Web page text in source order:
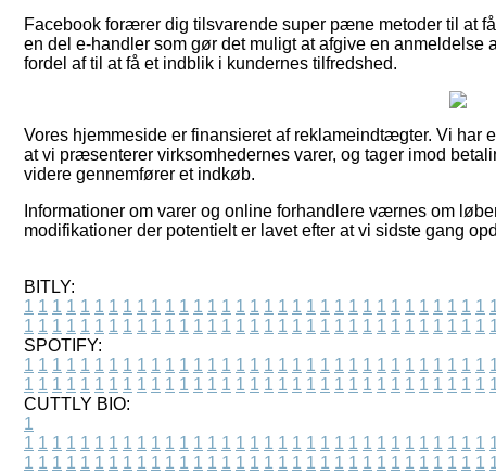
Facebook forærer dig tilsvarende super pæne metoder til at
en del e-handler som gør det muligt at afgive en
fordel af til at få et indblik i kundernes tilfredshed.
Vores hjemmeside er finansieret af reklameindtægter. Vi har
at vi præsenterer virksomhedernes varer, og tager imod
videre gennemfører et indkøb.
Informationer om varer og online forhandlere værnes om
modifikationer der potentielt er lavet efter at vi sidste gang
BITLY:
1 1 1 1 1 1 1 1 1 1 1 1 1 1 1 1 1 1 1 1 1 1 1 1 1 1 1 1 1 1 1 1 1
1 1 1 1 1 1 1 1 1 1 1 1 1 1 1 1 1 1 1 1 1 1 1 1 1 1 1 1 1 1 1 1 1
SPOTIFY:
1 1 1 1 1 1 1 1 1 1 1 1 1 1 1 1 1 1 1 1 1 1 1 1 1 1 1 1 1 1 1 1 1
1 1 1 1 1 1 1 1 1 1 1 1 1 1 1 1 1 1 1 1 1 1 1 1 1 1 1 1 1 1 1 1 1
CUTTLY BIO:
1
1 1 1 1 1 1 1 1 1 1 1 1 1 1 1 1 1 1 1 1 1 1 1 1 1 1 1 1 1 1 1 1 1
1 1 1 1 1 1 1 1 1 1 1 1 1 1 1 1 1 1 1 1 1 1 1 1 1 1 1 1 1 1 1 1 1